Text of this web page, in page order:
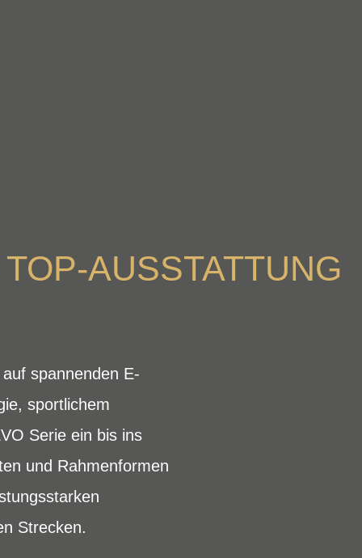
AUSSTATTUNG
spannenden E-
sportlichem
Serie ein bis ins
und Rahmenformen
Strecken.